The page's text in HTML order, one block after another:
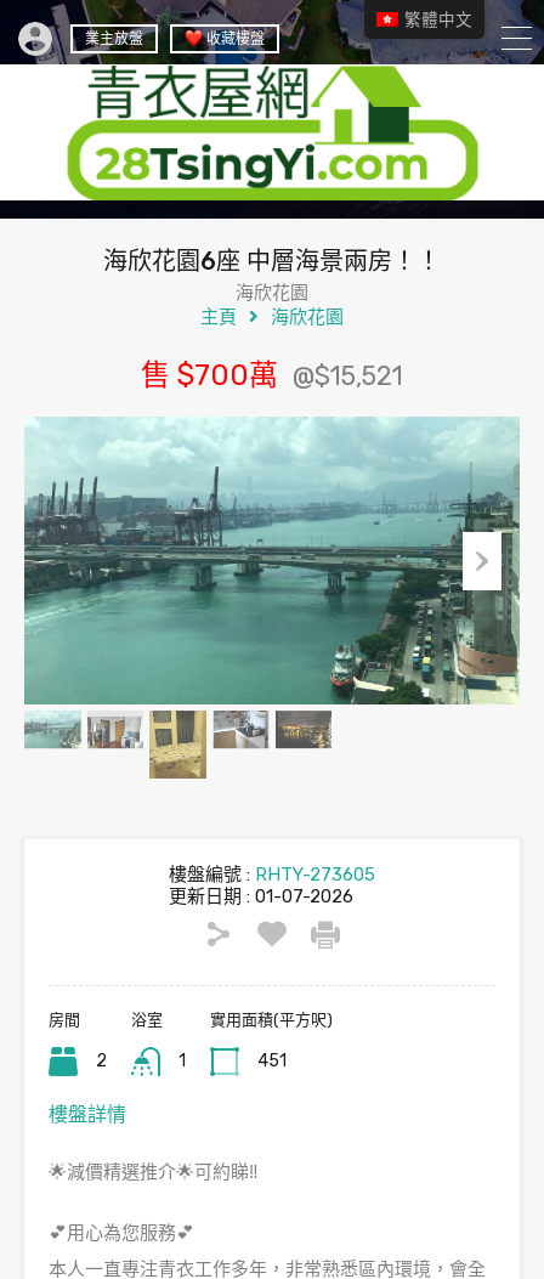
業主放盤 收藏樓盤
海欣花園6座 中層海景兩房！！
海欣花園
主頁
海欣花園
售 $700萬 @$15,521
樓盤編號 : RHTY-273605
更新日期 : 01-07-2026
房間
2
浴室
1
實用面積(平方呎)
451
樓盤詳情
🌟減價精選推介🌟可約睇‼️
💕用心為您服務💕
本人一直專注青衣工作多年，非常熟悉區內環境，會全
繁體中文